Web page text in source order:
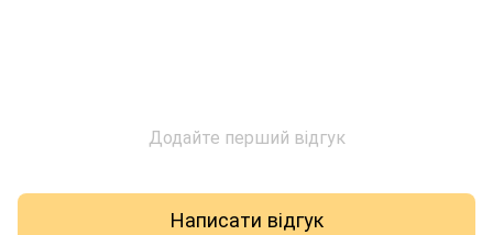
Додайте перший відгук
Написати відгук